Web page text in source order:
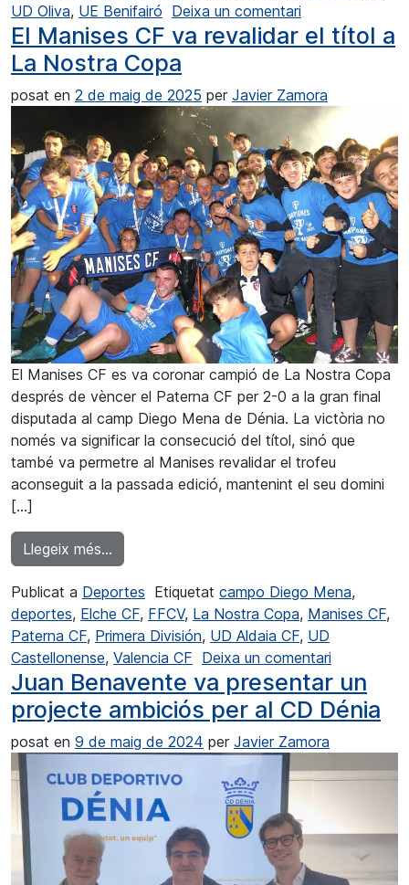
UD Oliva, UE Benifairó Deixa un comentari
El Manises CF va revalidar el títol a
La Nostra Copa
posat en 2 de maig de 2025 per Javier Zamora
El Manises CF es va coronar campió de La Nostra Copa
després de vèncer el Paterna CF per 2-0 a la gran final
disputada al camp Diego Mena de Dénia. La victòria no
només va significar la consecució del títol, sinó que
també va permetre al Manises revalidar el trofeu
aconseguit a la passada edició, mantenint el seu domini
[…]
Llegeix més…
Publicat a Deportes Etiquetat campo Diego Mena,
deportes, Elche CF, FFCV, La Nostra Copa, Manises CF,
Paterna CF, Primera División, UD Aldaia CF, UD
Castellonense, Valencia CF Deixa un comentari
Juan Benavente va presentar un
projecte ambiciós per al CD Dénia
posat en 9 de maig de 2024 per Javier Zamora